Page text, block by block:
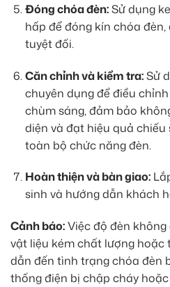
Đóng chóa đèn:Sử dụng
hấp để đóng kín chóa
tuyệt đối.
Căn chỉnh và kiểm tra:Sử
chuyên dụng để điều
chùm sáng, đảm bảo
diện và đạt hiệu quả chiếu
toàn bộ chức năng đèn.
Hoàn thiện và bàn giao:
sinh và hướng dẫn khách
Cảnh báo:Việc độ đèn
vật liệu kém chất lượng hoặc
dẫn đến tình trạng chóa đèn
thống điện bị chập cháy